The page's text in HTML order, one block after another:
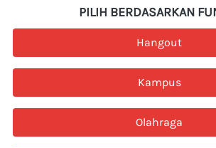
PILIH BERDASARKAN
`Hangout
`Kampus
`
Olahraga